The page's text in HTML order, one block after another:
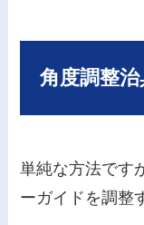
角度調整
単純な方法です
ーガイドを調整